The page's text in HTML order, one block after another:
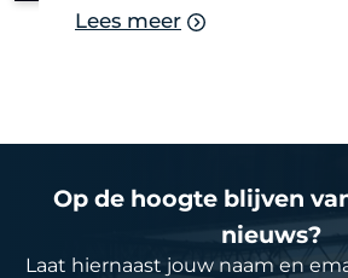
Lees meer
Op de hoogte blijven
nieuws?
Laat hiernaast jouw naam en